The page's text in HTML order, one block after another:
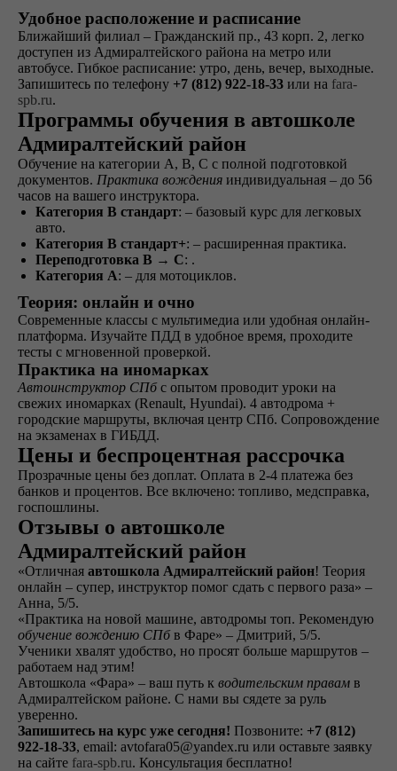
Удобное расположение и расписание
Ближайший филиал – Гражданский пр., 43 корп. 2, легко
доступен из Адмиралтейского района на метро или
автобусе. Гибкое расписание: утро, день, вечер, выходные.
Запишитесь по телефону +7 (812) 922-18-33 или на fara-
spb.ru.
Программы обучения в автошколе
Адмиралтейский район
Обучение на категории A, B, C с полной подготовкой
документов. Практика вождения индивидуальная – до 56
часов на вашего инструктора.
Категория B стандарт: – базовый курс для легковых
авто.
Категория B стандарт+: – расширенная практика.
Переподготовка B → C: .
Категория A: – для мотоциклов.
Теория: онлайн и очно
Современные классы с мультимедиа или удобная онлайн-
платформа. Изучайте ПДД в удобное время, проходите
тесты с мгновенной проверкой.
Практика на иномарках
Автоинструктор СПб с опытом проводит уроки на
свежих иномарках (Renault, Hyundai). 4 автодрома +
городские маршруты, включая центр СПб. Сопровождение
на экзаменах в ГИБДД.
Цены и беспроцентная рассрочка
Прозрачные цены без доплат. Оплата в 2-4 платежа без
банков и процентов. Все включено: топливо, медсправка,
госпошлины.
Отзывы о автошколе
Адмиралтейский район
«Отличная автошкола Адмиралтейский район! Теория
онлайн – супер, инструктор помог сдать с первого раза» –
Анна, 5/5.
«Практика на новой машине, автодромы топ. Рекомендую
обучение вождению СПб в Фаре» – Дмитрий, 5/5.
Ученики хвалят удобство, но просят больше маршрутов –
работаем над этим!
Автошкола «Фара» – ваш путь к водительским правам в
Адмиралтейском районе. С нами вы сядете за руль
уверенно.
Запишитесь на курс уже сегодня! Позвоните: +7 (812)
922-18-33, email: avtofara05@yandex.ru или оставьте заявку
на сайте fara-spb.ru. Консультация бесплатно!
В сопровождении
наших представителей,
сдаете экзамены в ГАИ
и получаете
водительское
удостоверение
Удостоверение
ОСТАВИТЬ ЗАЯВКУ
не любишь звонки?
Просто напиши!
Написать в ВКонтакте